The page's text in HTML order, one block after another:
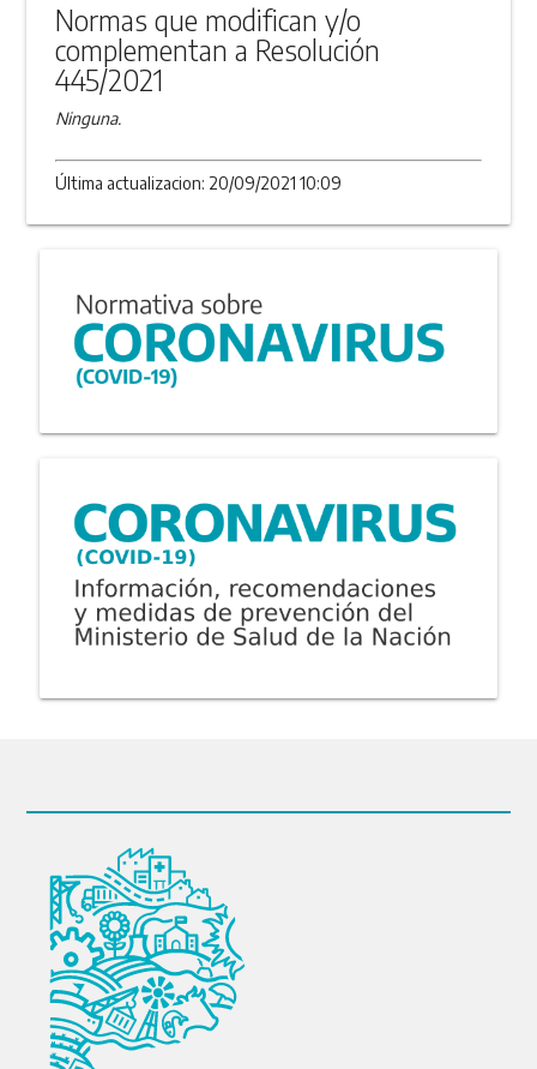
Normas que modifican y/o
complementan a Resolución
445/2021
Ninguna.
Última actualizacion: 20/09/2021 10:09